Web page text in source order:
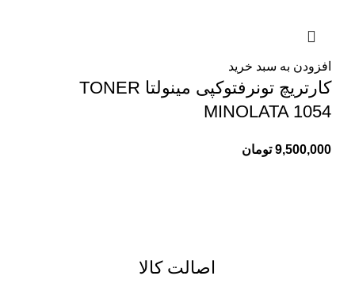
افزودن به سبد خرید
کارتریچ تونرفتوکپی مینولتا TONER
MINOLATA 1054
9,500,000 تومان
اصالت کالا